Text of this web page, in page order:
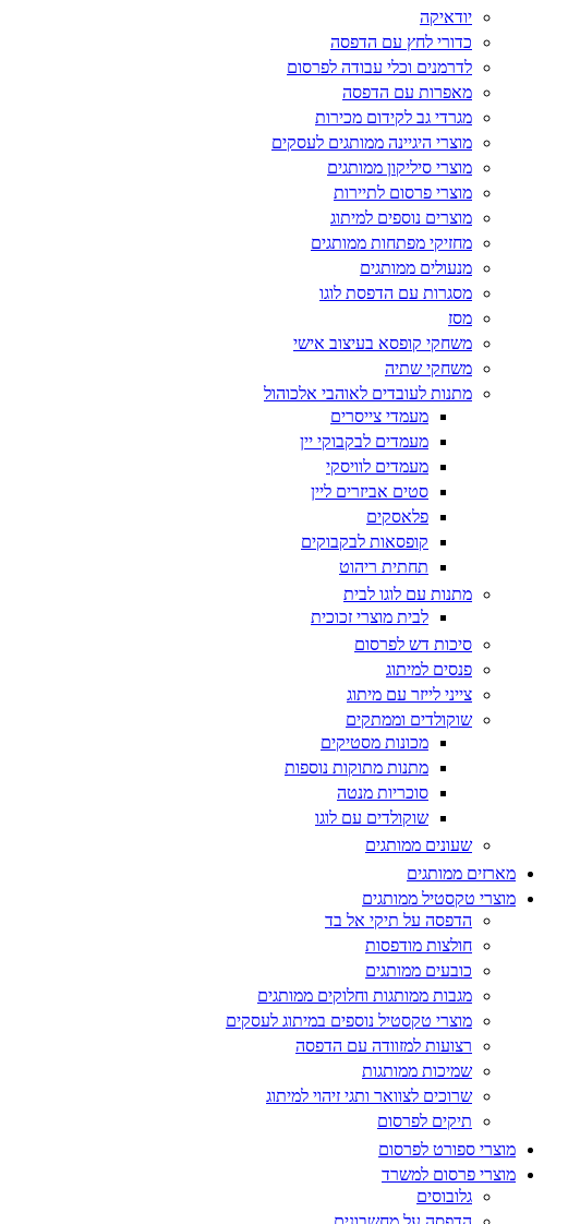
יודאיקה
כדורי לחץ עם הדפסה
לדרמנים וכלי עבודה לפרסום
מאפרות עם הדפסה
מגרדי גב לקידום מכירות
מוצרי היגיינה ממותגים לעסקים
מוצרי סיליקון ממותגים
מוצרי פרסום לתיירות
מוצרים נוספים למיתוג
מחזיקי מפתחות ממותגים
מנעולים ממותגים
מסגרות עם הדפסת לוגו
מסז
משחקי קופסא בעיצוב אישי
משחקי שתיה
מתנות לעובדים לאוהבי אלכוהול
מעמדי צייסרים
מעמדים לבקבוקי יין
מעמדים לוויסקי
סטים אביזרים ליין
פלאסקים
קופסאות לבקבוקים
תחתית ריהוט
מתנות עם לוגו לבית
לבית מוצרי זכוכית
סיכות דש לפרסום
פנסים למיתוג
צייני לייזר עם מיתוג
שוקולדים וממתקים
מכונות מסטיקים
מתנות מתוקות נוספות
סוכריות מנטה
שוקולדים עם לוגו
שעונים ממותגים
מארזים ממותגים
מוצרי טקסטיל ממותגים
הדפסה על תיקי אל בד
חולצות מודפסות
כובעים ממותגים
מגבות ממותגות וחלוקים ממותגים
מוצרי טקסטיל נוספים במיתוג לעסקים
רצועות למזוודה עם הדפסה
שמיכות ממותגות
שרוכים לצוואר ותגי זיהוי למיתוג
תיקים לפרסום
מוצרי ספורט לפרסום
מוצרי פרסום למשרד
גלובוסים